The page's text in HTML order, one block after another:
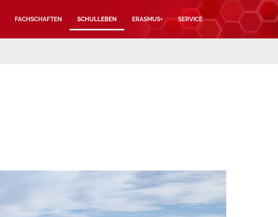
FACHSCHAFTEN SCHULLEBEN ERASMUS+ SERVICE